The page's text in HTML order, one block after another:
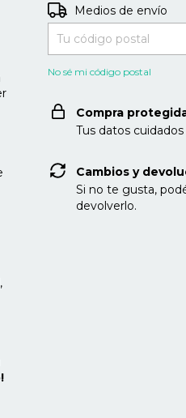
Entregas para el CP:
Medios de envío
No sé mi código postal
Compra
Tus datos
Cambios y
Si no te gusta,
devolverlo.